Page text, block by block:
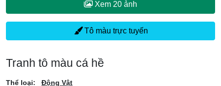
Xem 20 ảnh
Tô màu trực tuyến
Tranh tô màu cá hề
Thể loại: Động Vật